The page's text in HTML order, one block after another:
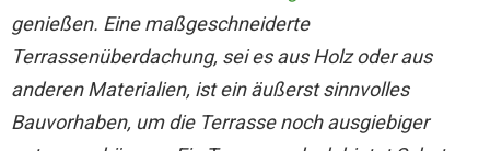
genießen. Eine maßgeschneiderte
Terrassenüberdachung, sei es aus Holz oder aus
anderen Materialien, ist ein äußerst sinnvolles
Bauvorhaben, um die Terrasse noch ausgiebiger